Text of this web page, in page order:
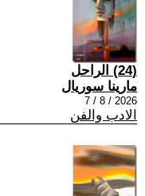
(24) الراحل
مارينا سوريال
2026 / 8 / 7
الادب والفن